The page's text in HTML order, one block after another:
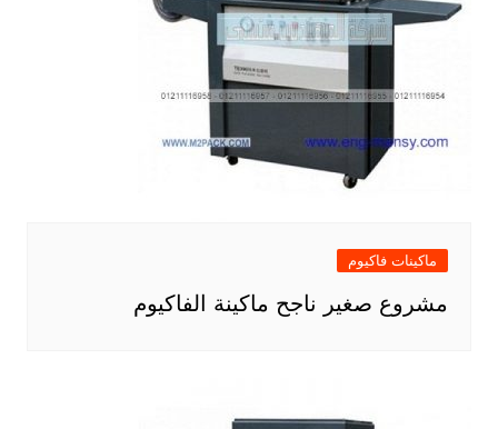
ماكينات فاكيوم
مشروع صغير ناجح ماكينة الفاكيوم